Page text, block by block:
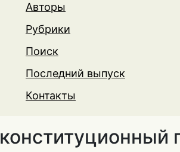
Авторы
Рубрики
Поиск
Последний выпуск
Контакты
конституционный